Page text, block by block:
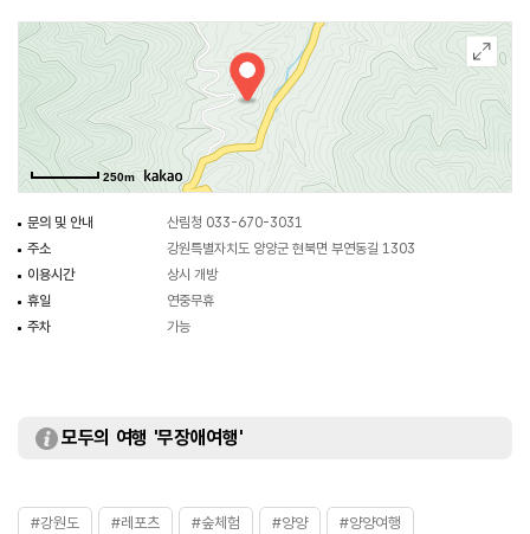
250m
문의 및 안내
산림청 033-670-3031
주소
강원특별자치도 양양군 현북면 부연동길 1303
이용시간
상시 개방
휴일
연중무휴
주차
가능
모두의 여행 '무장애여행'
#강원도 #레포츠 #숲체험 #양양 #양양여행